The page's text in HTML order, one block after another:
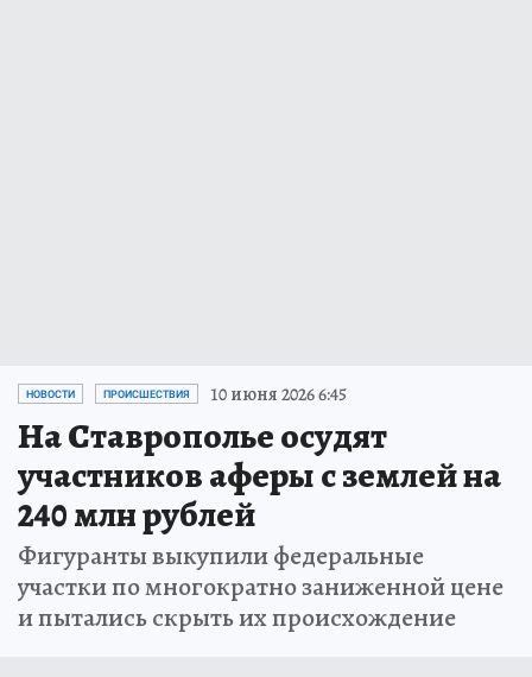
НОВОСТИ ПРОИСШЕСТВИЯ 10 июня 2026 6:45
На Ставрополье осудят
участников аферы с землей на
240 млн рублей
Фигуранты выкупили федеральные
участки по многократно заниженной цене
и пытались скрыть их происхождение